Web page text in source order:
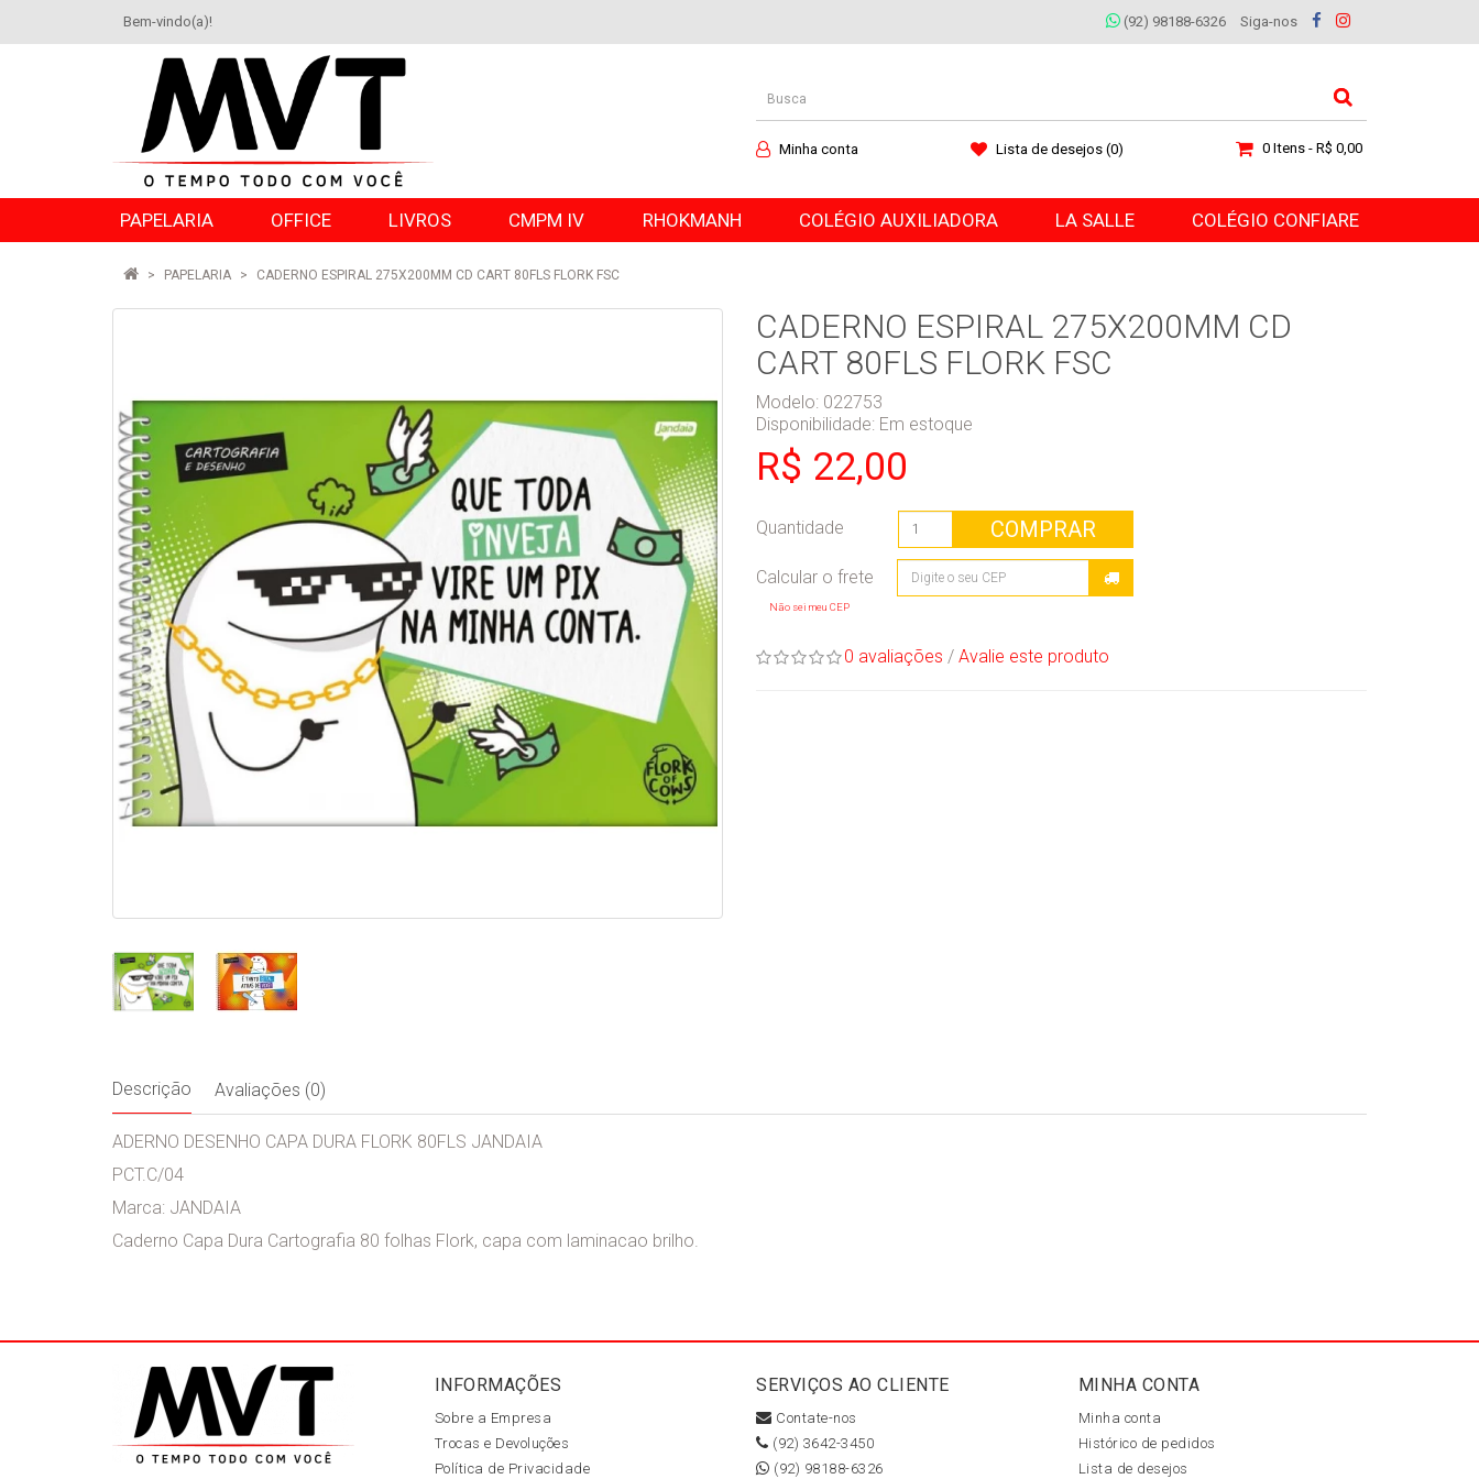
Bem-vindo(a)! (92) 98188-6326 Siga-nos
Minha conta Lista de desejos (0) 0 Itens - R$ 0,00
PAPELARIA OFFICE LIVROS CMPM IV RHOKMANH COLÉGIO AUXILIADORA LA SALLE COLÉGIO CONFIARE
PAPELARIA CADERNO ESPIRAL 275X200MM CD CART 80FLS FLORK FSC
CADERNO ESPIRAL 275X200MM CD
CART 80FLS FLORK FSC
Modelo: 022753
Disponibilidade: Em estoque
R$ 22,00
Quantidade COMPRAR
Não sei meu CEP
0 avaliações / Avalie este produto
Descrição Avaliações (0)
ADERNO DESENHO CAPA DURA FLORK 80FLS JANDAIA
PCT.C/04
Marca: JANDAIA
Caderno Capa Dura Cartografia 80 folhas Flork, capa com laminacao brilho.
INFORMAÇÕES
Sobre a Empresa
Trocas e Devoluções
Política de Privacidade
SERVIÇOS AO CLIENTE
Contate-nos
(92) 3642-3450
(92) 98188-6326
MINHA CONTA
Minha conta
Histórico de pedidos
Lista de desejos